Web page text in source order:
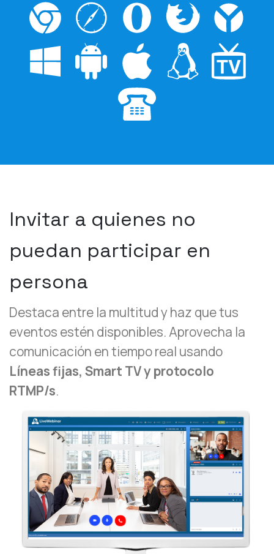
Invitar a quienes no
puedan participar en
persona
Destaca entre la multitud y haz que tus
eventos estén disponibles. Aprovecha la
comunicación en tiempo real usando
Líneas fijas, Smart TV y protocolo
RTMP/s.